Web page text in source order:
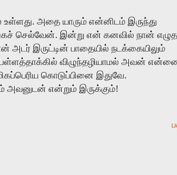
உள்ளது. அதை யாரும் என்னிடம் இருந்து
செல்வேன். இன்று என் கனவில் நான் எழுத
அடர் இருட்டின் பாதையில் நடக்கையிலும்
பள்ளத்தாக்கில் விழுந்தழியாமல் அவன்
கொடுப்பினை இதுவே.
அவனுடன் என்றும் இருக்கும்!